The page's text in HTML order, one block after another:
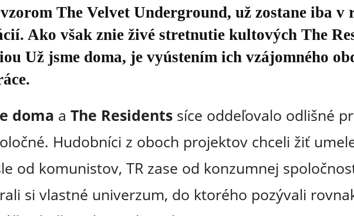
The Velvet Underground, už zostane iba
Ako však znie živé stretnutie kultových The
Už jsme doma, je vyústením ich vzájomného
doma a The Residents síce oddeľovalo odlišné
Hudobníci z oboch projektov chceli žiť
od komunistov, TR zase od konzumnej
si vlastné univerzum, do ktorého pozývali